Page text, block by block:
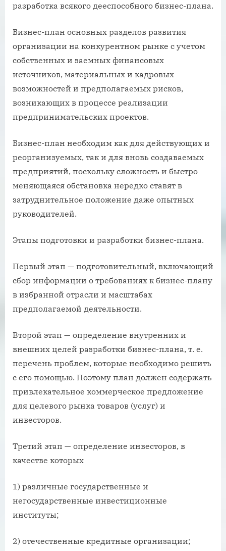
разработка всякого дееспособного бизнес-плана.
Бизнес-план основных разделов развития
организации на конкурентном рынке с учетом
собственных и заемных финансовых
источников, материальных и кадровых
возможностей и предполагаемых рисков,
возникающих в процессе реализации
предпринимательских проектов.
Бизнес-план необходим как для действующих и
реорганизуемых, так и для вновь создаваемых
предприятий, поскольку сложность и быстро
меняющаяся обстановка нередко ставят в
затруднительное положение даже опытных
руководителей.
Этапы подготовки и разработки бизнес-плана.
Первый этап — подготовительный, включающий
сбор информации о требованиях к бизнес-плану
в избранной отрасли и масштабах
предполагаемой деятельности.
Второй этап — определение внутренних и
внешних целей разработки бизнес-плана, т. е.
перечень проблем, которые необходимо решить
с его помощью. Поэтому план должен содержать
привлекательное коммерческое предложение
для целевого рынка товаров (услуг) и
инвесторов.
Третий этап — определение инвесторов, в
качестве которых
1) различные государственные и
негосударственные инвестиционные
институты;
2) отечественные кредитные организации;